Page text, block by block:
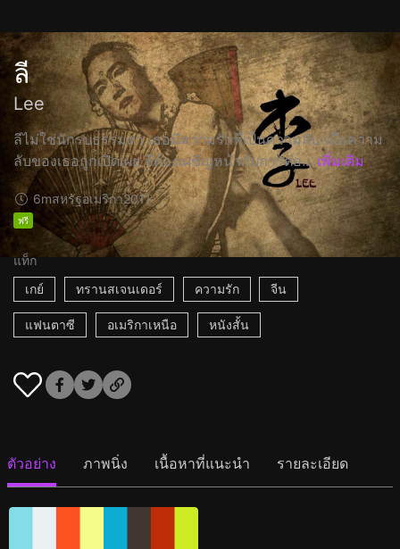
ลี
Lee
ลีไม่ใช่นักรบธรรมดา เธอมีความรักที่เป็นความลับ เมื่อความ
ลับของเธอถูกเปิดเผย ลีต้องเผชิญหน้ากับการต่อ... เพิ่มเติม
6mสหรัฐอเมริกา2011
ฟรี
แท็ก
เกย์
ทรานสเจนเดอร์ ความรัก จีน
แฟนตาซี อเมริกาเหนือ หนังสั้น
ตัวอย่าง ภาพนิ่ง เนื้อหาที่แนะนำ รายละเอียด